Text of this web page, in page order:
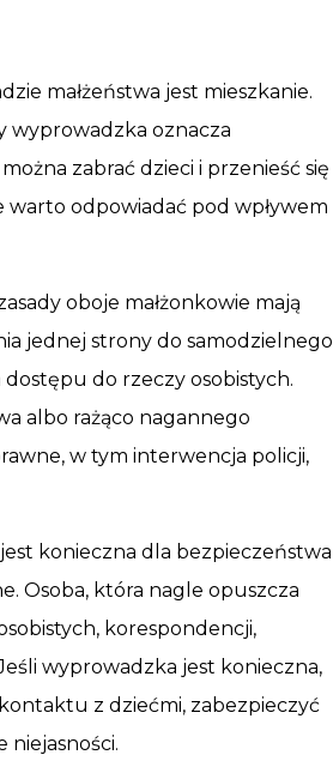
małżeństwa jest mieszkanie.
wyprowadzka oznacza
zabrać dzieci i przenieść się
warto odpowiadać pod wpływem
oboje małżonkowie mają
jednej strony do samodzielnego
do rzeczy osobistych.
albo rażąco nagannego
w tym interwencja policji,
konieczna dla bezpieczeństwa
Osoba, która nagle opuszcza
korespondencji,
wyprowadzka jest konieczna,
z dziećmi, zabezpieczyć
niejasności.